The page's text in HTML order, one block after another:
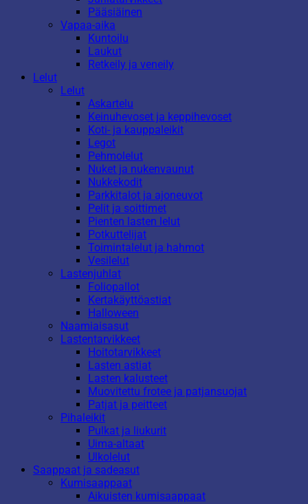
Pääsiäinen
Vapaa-aika
Kuntoilu
Laukut
Retkeily ja veneily
Lelut
Lelut
Askartelu
Keinuhevoset ja keppihevoset
Koti- ja kauppaleikit
Legot
Pehmolelut
Nuket ja nukenvaunut
Nukkekodit
Parkkitalot ja ajoneuvot
Pelit ja soittimet
Pienten lasten lelut
Potkuttelijat
Toimintalelut ja hahmot
Vesilelut
Lastenjuhlat
Foliopallot
Kertakäyttöastiat
Halloween
Naamiaisasut
Lastentarvikkeet
Hoitotarvikkeet
Lasten astiat
Lasten kalusteet
Muovitettu frotee ja patjansuojat
Patjat ja peitteet
Pihaleikit
Pulkat ja liukurit
Uima-altaat
Ulkolelut
Saappaat ja sadeasut
Kumisaappaat
Aikuisten kumisaappaat